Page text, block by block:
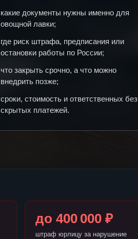
какие документы нужны именно для
овощной лавки;
где риск штрафа, предписания или
остановки работы по России;
что закрыть срочно, а что можно
внедрить позже;
сроки, стоимость и ответственных без
скрытых платежей.
до 400 000 ₽
штраф юрлицу за нарушение